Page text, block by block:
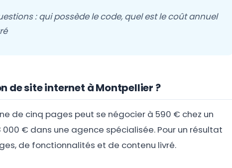
: qui possède le code, quel est le coût annuel
de site internet à Montpellier ?
de cinq pages peut se négocier à 590 € chez un
€ dans une agence spécialisée. Pour un résultat
de fonctionnalités et de contenu livré.